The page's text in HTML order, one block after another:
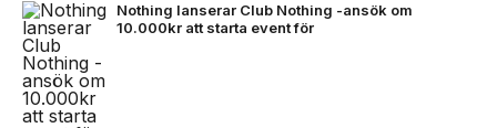
Nothing lanserar Club Nothing -ansök om
10.000kr att starta event för